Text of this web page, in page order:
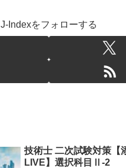
J-Indexをフォローする
技術士 二次試験対策【
LIVE】選択科目Ⅱ-2